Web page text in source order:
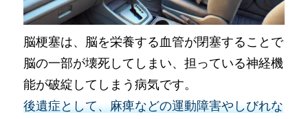
脳梗塞は、脳を栄養する血管が閉塞することで
脳の一部が壊死してしまい、担っている神経機
能が破綻してしまう病気です。
後遺症として、麻痺などの運動障害やしびれな